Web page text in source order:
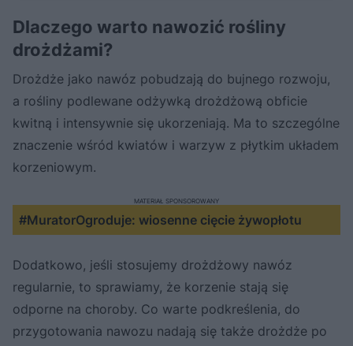
Dlaczego warto nawozić rośliny
drożdżami?
Drożdże jako nawóz pobudzają do bujnego rozwoju,
a rośliny podlewane odżywką drożdżową obficie
kwitną i intensywnie się ukorzeniają. Ma to szczególne
znaczenie wśród kwiatów i warzyw z płytkim układem
korzeniowym.
#MuratorOgroduje: wiosenne cięcie żywopłotu
MATERIAŁ SPONSOROWANY
Dodatkowo, jeśli stosujemy drożdżowy nawóz
regularnie, to sprawiamy, że korzenie stają się
odporne na choroby. Co warte podkreślenia, do
przygotowania nawozu nadają się także drożdże po